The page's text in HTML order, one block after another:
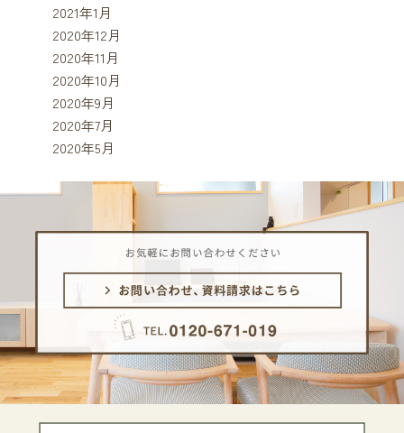
2021年1月
2020年12月
2020年11月
2020年10月
2020年9月
2020年7月
2020年5月